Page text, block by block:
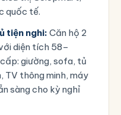
quốc tế.
tiện nghi: Căn hộ 2
diện tích 58–
giường, sofa, tủ
TV thông minh, máy
sàng cho kỳ nghỉ